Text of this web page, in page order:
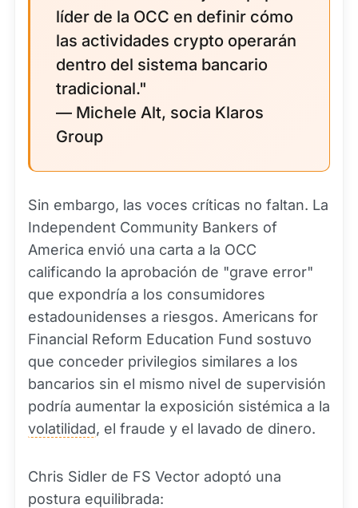
líder de la OCC en definir cómo
las actividades crypto operarán
dentro del sistema bancario
tradicional."
— Michele Alt, socia Klaros
Group
Sin embargo, las voces críticas no faltan. La
Independent Community Bankers of
America envió una carta a la OCC
calificando la aprobación de "grave error"
que expondría a los consumidores
estadounidenses a riesgos. Americans for
Financial Reform Education Fund sostuvo
que conceder privilegios similares a los
bancarios sin el mismo nivel de supervisión
podría aumentar la exposición sistémica a la
volatilidad, el fraude y el lavado de dinero.
Chris Sidler de FS Vector adoptó una
postura equilibrada: